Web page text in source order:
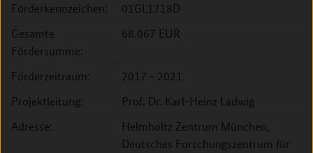
Förderkennzeichen:
01GL1718D
Gesamte
Fördersumme:
68.067 EUR
Förderzeitraum:
2017 - 2021
Projektleitung:
Prof. Dr. Karl-Heinz Ladwig
Adresse:
Helmholtz Zentrum München,
Deutsches Forschungszentrum für